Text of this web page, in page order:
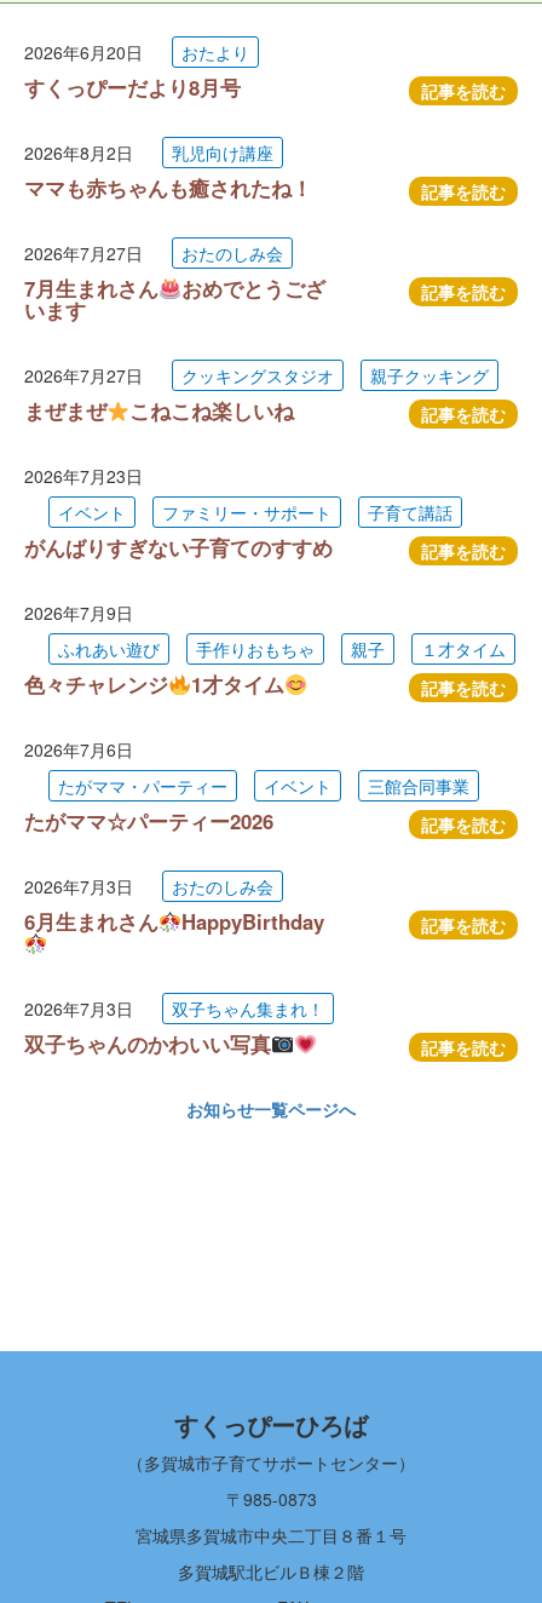
2026年6月20日 おたより
すくっぴーだより8月号 記事を読む
2026年8月2日 乳児向け講座
ママも赤ちゃんも癒されたね！ 記事を読む
2026年7月27日 おたのしみ会
7月生まれさん おめでとうござ
います
記事を読む
2026年7月27日 クッキングスタジオ 親子クッキング
まぜまぜ こねこね楽しいね 記事を読む
2026年7月23日
イベント
ファミリー・サポート 子育て講話
がんばりすぎない子育てのすすめ 記事を読む
2026年7月9日
ふれあい遊び
手作りおもちゃ 親子 １才タイム
色々チャレンジ 1才タイム 記事を読む
2026年7月6日
たがママ・パーティー
イベント 三館合同事業
たがママ☆パーティー2026 記事を読む
2026年7月3日 おたのしみ会
6月生まれさん HappyBirthday 記事を読む
2026年7月3日 双子ちゃん集まれ！
双子ちゃんのかわいい写真 記事を読む
お知らせ一覧ページへ
すくっぴーひろば
（多賀城市子育てサポートセンター）
〒985-0873
宮城県多賀城市中央二丁目８番１号
多賀城駅北ビルＢ棟２階